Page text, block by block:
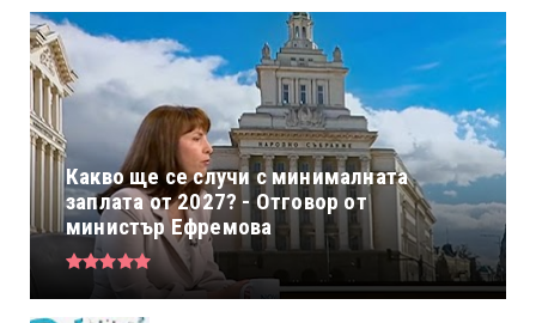
Какво ще се случи с минималната
заплата от 2027? - Отговор от
министър Ефремова